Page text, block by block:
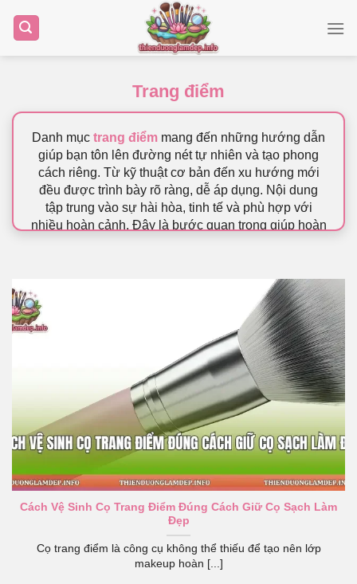
qua
Trang điểm
Danh mục trang điểm mang đến những hướng dẫn
giúp bạn tôn lên đường nét tự nhiên và tạo phong
cách riêng. Từ kỹ thuật cơ bản đến xu hướng mới
đều được trình bày rõ ràng, dễ áp dụng. Nội dung
tập trung vào sự hài hòa, tinh tế và phù hợp với
nhiều hoàn cảnh. Đây là bước quan trọng giúp hoàn
Cách Vệ Sinh Cọ Trang Điểm Đúng Cách Giữ Cọ Sạch Làm
Đẹp
Cọ trang điểm là công cụ không thể thiếu để tạo nên lớp
makeup hoàn [...]